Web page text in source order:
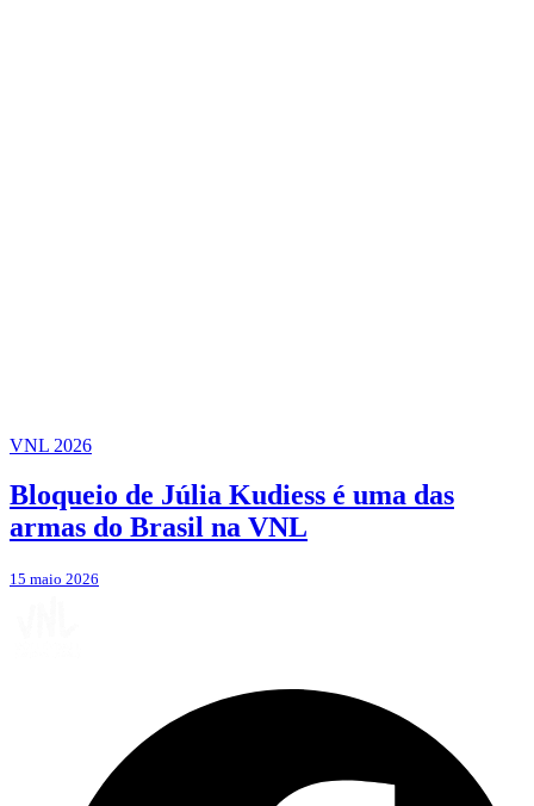
VNL 2026
Bloqueio de Júlia Kudiess é uma das
armas do Brasil na VNL
15 maio 2026